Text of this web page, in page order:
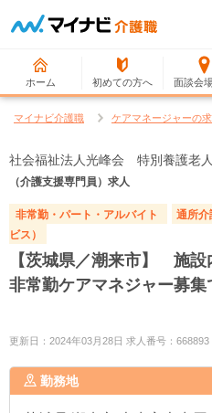
ホーム 初めての方へ 面談会
マイナビ介護職 ケアマネージャーの求
社会福祉法人光峰会 特別養護老
（介護支援専門員）求人
非常勤・パート・アルバイト
通所介
ビス）
【茨城県／潮来市】 施設
非常勤ケアマネジャー募集
更新日：2024年03月28日 求人番号：668893
勤務地